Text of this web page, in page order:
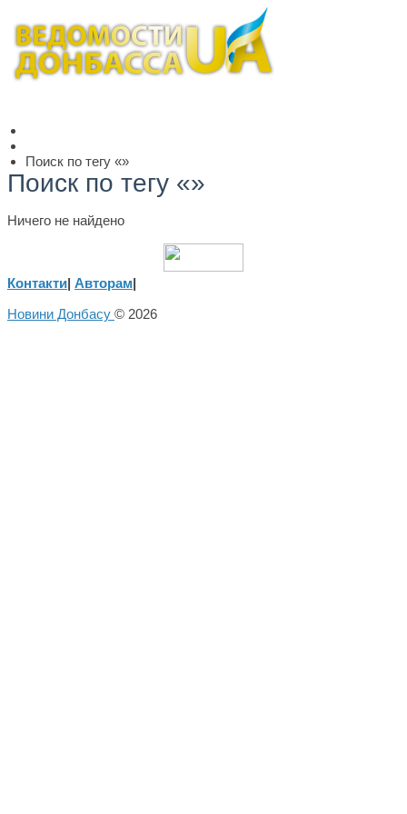
Поиск по тегу «»
Поиск по тегу «»
Ничего не найдено
Контакти| Авторам|
Новини Донбасу © 2026